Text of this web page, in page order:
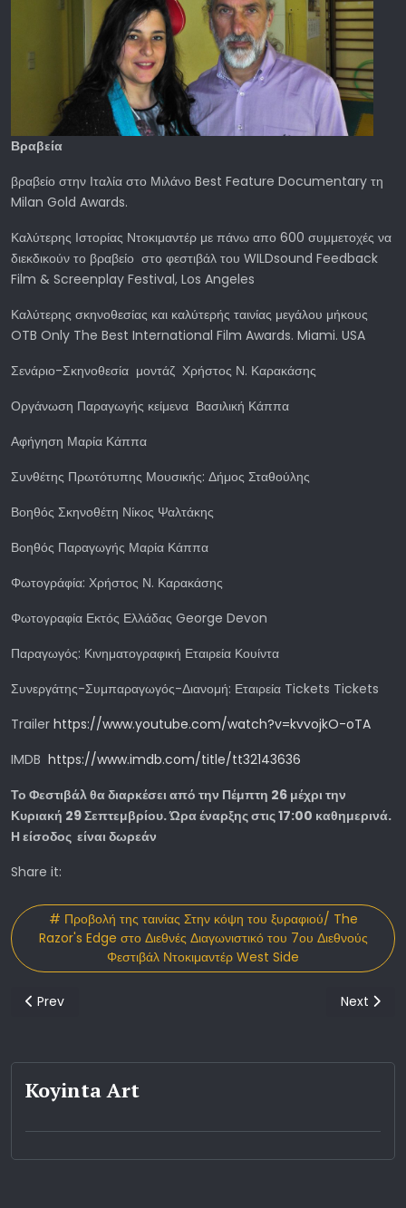
Βραβεία
βραβείο στην Ιταλία στο Μιλάνο Best Feature Documentary τη
Milan Gold Awards.
Καλύτερης Ιστορίας Ντοκιμαντέρ με πάνω απο 600 συμμετοχές να
διεκδικούν το βραβείο στο φεστιβάλ του WILDsound Feedback
Film & Screenplay Festival, Los Angeles
Καλύτερης σκηνοθεσίας και καλύτερής ταινίας μεγάλου μήκους
OTB Only The Best International Film Awards. Miami. USA
Σενάριο-Σκηνοθεσία μοντάζ Χρήστος Ν. Καρακάσης
Οργάνωση Παραγωγής κείμενα Βασιλική Κάππα
Αφήγηση Μαρία Κάππα
Συνθέτης Πρωτότυπης Μουσικής: Δήμος Σταθούλης
Βοηθός Σκηνοθέτη Νίκος Ψαλτάκης
Βοηθός Παραγωγής Μαρία Κάππα
Φωτογράφία: Χρήστος Ν. Καρακάσης
Φωτογραφία Εκτός Ελλάδας George Devon
Παραγωγός: Κινηματογραφική Εταιρεία Κουίντα
Συνεργάτης-Συμπαραγωγός-Διανομή: Εταιρεία Tickets Tickets
Trailer https://www.youtube.com/watch?v=kvvojkO-oTA
IMDB https://www.imdb.com/title/tt32143636
Το Φεστιβάλ θα διαρκέσει από την Πέμπτη 26 μέχρι την
Κυριακή 29 Σεπτεμβρίου. Ώρα έναρξης στις 17:00 καθημερινά.
Η είσοδος είναι δωρεάν
Share it:
# Προβολή της ταινίας Στην κόψη του ξυραφιού/ The
Razor's Edge στο Διεθνές Διαγωνιστικό του 7ου Διεθνούς
Φεστιβάλ Ντοκιμαντέρ West Side
Previous article: Βραβείο καλύτερου μεγάλου μήκους
Prev Next
Next
Koyinta Art